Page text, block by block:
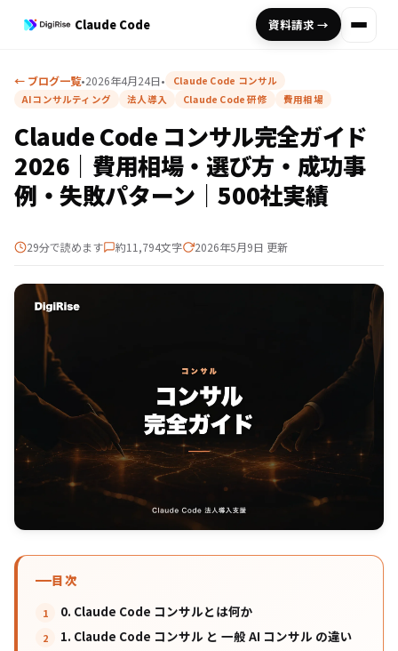
Claude Code 資料請求 →
← ブログ一覧•2026年4月24日•
Claude Code コンサル
AIコンサルティング
法人導入 Claude Code 研修 費用相場
Claude Code コンサル完全ガイド
2026｜費用相場・選び方・成功事
例・失敗パターン｜500社実績
29分で読めます 約11,794文字 2026年5月9日 更新
目次
0. Claude Code コンサルとは何か
1. Claude Code コンサル と 一般 AI コンサル の違い